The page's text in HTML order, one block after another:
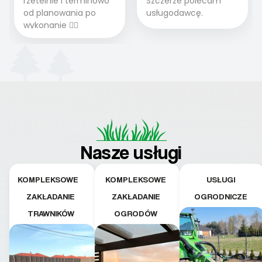
od planowania po
wykonanie 👍🏻
usługodawcę.
Nasze usługi
KOMPLEKSOWE
ZAKŁADANIE
TRAWNIKÓW
KOMPLEKSOWE
ZAKŁADANIE
OGRODÓW
USŁUGI
OGRODNICZE